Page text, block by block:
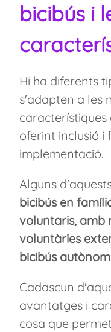
bicibús i
Hi ha diferents
s'adapten a les
oferint inclusió i
implementació.
Alguns
bicibús en
voluntaris, amb
voluntàries
bicibús autònom
Cadascun
avantatges i
cosa que